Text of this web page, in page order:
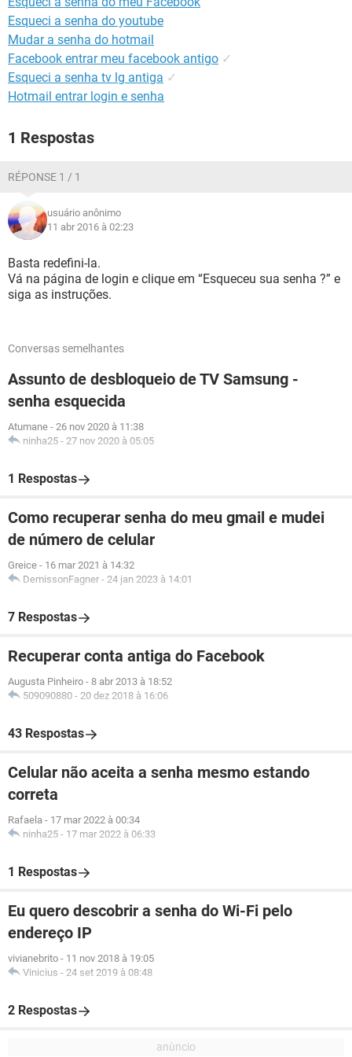
GUIA DE COMPRAS
Esqueci a senha do youtube
Mudar a senha do hotmail
Facebook entrar meu facebook antigo ✓
Esqueci a senha tv lg antiga ✓
Hotmail entrar login e senha
1 Respostas
RÉPONSE 1 / 1
usuário anônimo
11 abr 2016 à 02:23
Basta redefini-la.
Vá na página de login e clique em “Esqueceu sua senha ?” e
siga as instruções.
Conversas semelhantes
Assunto de desbloqueio de TV Samsung -
senha esquecida
Atumane - 26 nov 2020 à 11:38
ninha25 - 27 nov 2020 à 05:05
1 Respostas
Como recuperar senha do meu gmail e mudei
de número de celular
Greice - 16 mar 2021 à 14:32
DemissonFagner - 24 jan 2023 à 14:01
7 Respostas
Recuperar conta antiga do Facebook
Augusta Pinheiro - 8 abr 2013 à 18:52
509090880 - 20 dez 2018 à 16:06
43 Respostas
Celular não aceita a senha mesmo estando
correta
Rafaela - 17 mar 2022 à 00:34
ninha25 - 17 mar 2022 à 06:33
1 Respostas
Eu quero descobrir a senha do Wi-Fi pelo
endereço IP
vivianebrito - 11 nov 2018 à 19:05
Vinicius - 24 set 2019 à 08:48
2 Respostas